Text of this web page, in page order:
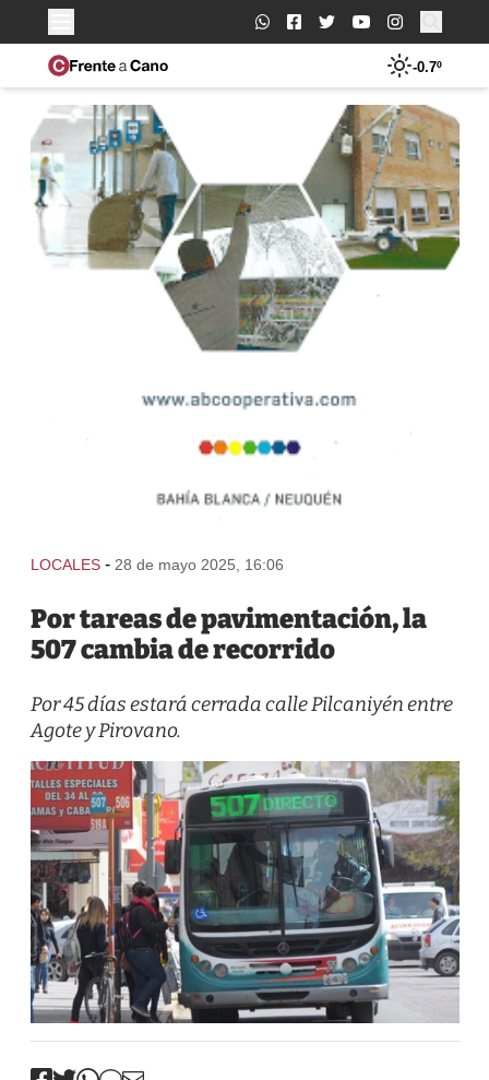
Buscar:
-0.7º
LOCALES - 28 de mayo 2025, 16:06
Por tareas de pavimentación, la
507 cambia de recorrido
Por 45 días estará cerrada calle Pilcaniyén entre
Agote y Pirovano.